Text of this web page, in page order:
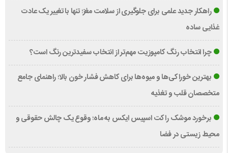
راهکار جدید علمی برای جلوگیری از سلامت مغز؛ تنها با تغییر یک عادت
غذایی ساده
چرا انتخاب رنگ کامپوزیت مهم‌تر از انتخاب سفیدترین رنگ است؟
بهترین خوراکی‌ها و میوه‌ها برای کاهش فشار خون بالا؛ راهنمای جامع
متخصصان قلب و تغذیه
برخورد موشک راکت اسپیس ایکس به ماه؛ وقوع یک چالش حقوقی و
محیط زیستی در فضا